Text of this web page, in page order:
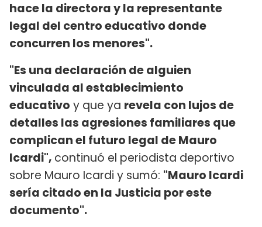
hace la directora y la representante
legal del centro educativo donde
concurren los menores".
"Es una declaración de alguien
vinculada al establecimiento
educativo y que ya revela con lujos de
detalles las agresiones familiares que
complican el futuro legal de Mauro
Icardi", continuó el periodista deportivo
sobre Mauro Icardi y sumó: "Mauro Icardi
sería citado en la Justicia por este
documento".